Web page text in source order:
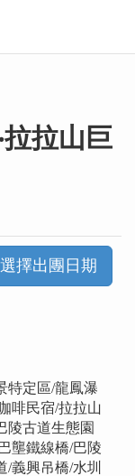
拉山巨
選擇出團日期
特定區/龍鳳瀑
啡民宿/拉拉山
陵古道生態園
壟鐵線橋/巴陵
/義興吊橋/水圳